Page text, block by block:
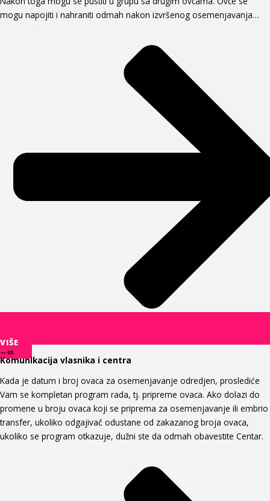
mogu napojiti i nahraniti odmah nakon izvršenog osemenjavanja…
VIŠE
— 05
Komunikacija vlasnika i centra
Kada je datum i broj ovaca za osemenjavanje odredjen, proslediće
Vam se kompletan program rada, tj. pripreme ovaca. Ako dolazi do
promene u broju ovaca koji se priprema za osemenjavanje ili embrio
transfer, ukoliko odgajivač odustane od zakazanog broja ovaca,
ukoliko se program otkazuje, dužni ste da odmah obavestite Centar.